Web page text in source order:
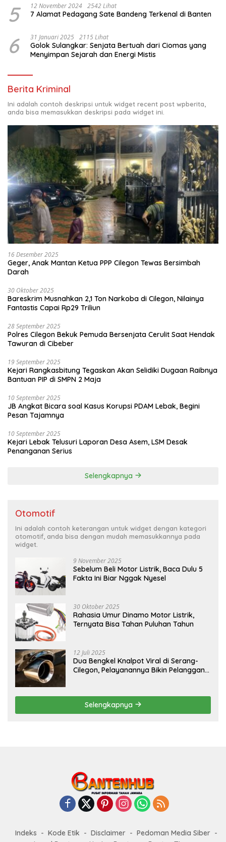
5 12 November 2024 2542 Lihat
7 Alamat Pedagang Sate Bandeng Terkenal di Banten
6 31 Januari 2025 2115 Lihat
Golok Sulangkar: Senjata Bertuah dari Ciomas yang
Menyimpan Sejarah dan Energi Mistis
Berita Kriminal
Ini adalah contoh deskripsi untuk widget recent post wpberita,
anda bisa memasukkan deskripsi pada widget ini.
16 Desember 2025
Geger, Anak Mantan Ketua PPP Cilegon Tewas Bersimbah
Darah
30 Oktober 2025
Bareskrim Musnahkan 2,1 Ton Narkoba di Cilegon, Nilainya
Fantastis Capai Rp29 Triliun
28 September 2025
Polres Cilegon Bekuk Pemuda Bersenjata Cerulit Saat Hendak
Tawuran di Cibeber
19 September 2025
Kejari Rangkasbitung Tegaskan Akan Selidiki Dugaan Raibnya
Bantuan PIP di SMPN 2 Maja
10 September 2025
JB Angkat Bicara soal Kasus Korupsi PDAM Lebak, Begini
Pesan Tajamnya
10 September 2025
Kejari Lebak Telusuri Laporan Desa Asem, LSM Desak
Penanganan Serius
Selengkapnya
Otomotif
Ini adalah contoh keterangan untuk widget dengan kategori
otomotif, anda bisa dengan mudah memasukkannya pada
widget.
9 November 2025
Sebelum Beli Motor Listrik, Baca Dulu 5
Fakta Ini Biar Nggak Nyesel
30 Oktober 2025
Rahasia Umur Dinamo Motor Listrik,
Ternyata Bisa Tahan Puluhan Tahun
12 Juli 2025
Dua Bengkel Knalpot Viral di Serang-
Cilegon, Pelayanannya Bikin Pelanggan
Selengkapnya
Indeks Kode Etik Disclaimer
Pedoman Media Siber